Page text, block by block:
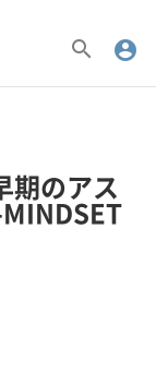
search account_circle
期のアス